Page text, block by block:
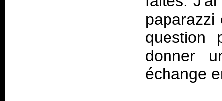
paparazzi
question
donner
échange